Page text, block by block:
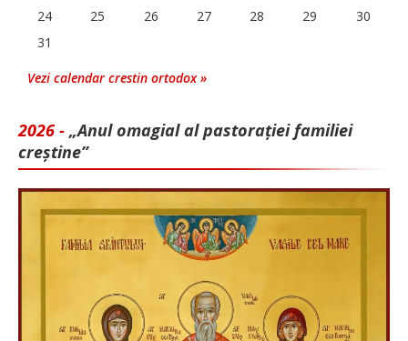
24
25 26 27 28 29
30
31
Vezi calendar crestin ortodox »
2026 - „Anul omagial al pastorației familiei
creștine”